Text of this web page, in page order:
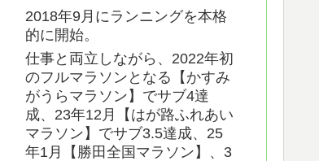
2018年9月にランニングを本格
的に開始。
仕事と両立しながら、2022年初
のフルマラソンとなる【かすみ
がうらマラソン】でサブ4達
成、23年12月【はが路ふれあい
マラソン】でサブ3.5達成、25
年1月【勝田全国マラソン】、3